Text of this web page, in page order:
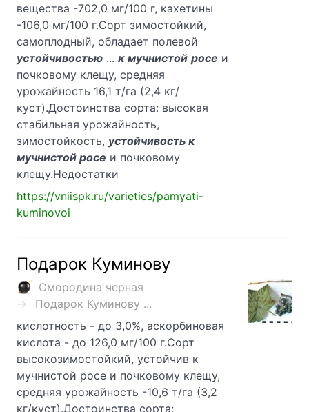
вещества -702,0 мг/100 г, кахетины
-106,0 мг/100 г.Сорт зимостойкий,
самоплодный, обладает полевой
устойчивостью ... к мучнистой росе и
почковому клещу, средняя
урожайность 16,1 т/га (2,4 кг/
куст).Достоинства сорта: высокая
стабильная урожайность,
зимостойкость, устойчивость к
мучнистой росе и почковому
клещу.Недостатки
https://vniispk.ru/varieties/pamyati-
kuminovoi
Подарок Куминову
Смородина черная
Подарок Куминову ...
кислотность - до 3,0%, аскорбиновая
кислота - до 126,0 мг/100 г.Сорт
высокозимостойкий, устойчив к
мучнистой росе и почковому клещу,
средняя урожайность -10,6 т/га (3,2
кг/куст).Достоинства сорта: